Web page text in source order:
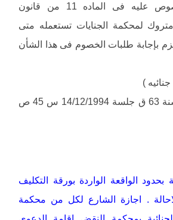
حق التصدى المنصوص عليه فى الماده 11 من قانون
متروك لمحكمة الجنايات تستعمله متى
بإجابة طلبات الخصوم فى هذا الشأن
( الطعن رقم 71 لسنة 63 ق جلسة 14/12/1994 س 45 ص
بحدود الواقعة الواردة بورقة التكليف
. اجازة الشارع لكل من محكمة